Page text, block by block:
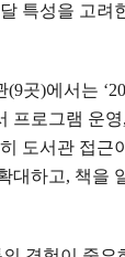
특성을 고려
(9곳)에서는
프로그램 운영,
도서관 접근
대하고, 책을